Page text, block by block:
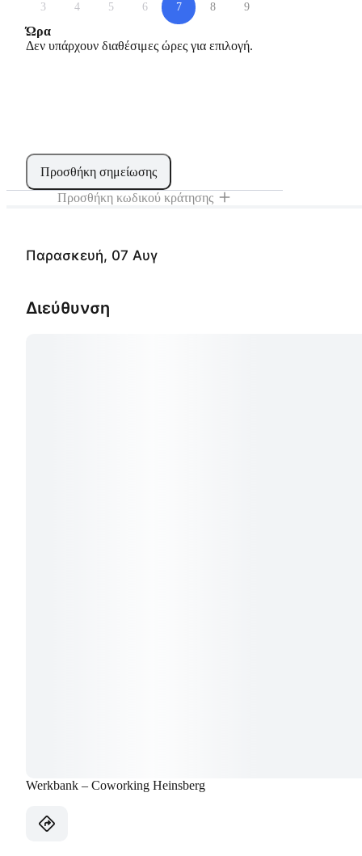
Παρασκευή, 07 Αυγ
Διεύθυνση
Werkbank – Coworking Heinsberg
3 4 5 6 7 8 9
Ώρα
Δεν υπάρχουν διαθέσιμες ώρες για επιλογή.
Προσθήκη σημείωσης
Προσθήκη κωδικού κράτησης